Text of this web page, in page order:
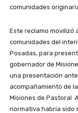
comunidades
Este reclamo movilizó
comunidades del
Posadas, para
gobernador de
una presentación
acompañamiento de la
Misiones de Pastoral
normativa habría sido